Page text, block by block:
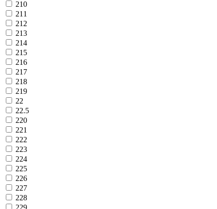
210
211
212
213
214
215
216
217
218
219
22
22.5
220
221
222
223
224
225
226
227
228
229